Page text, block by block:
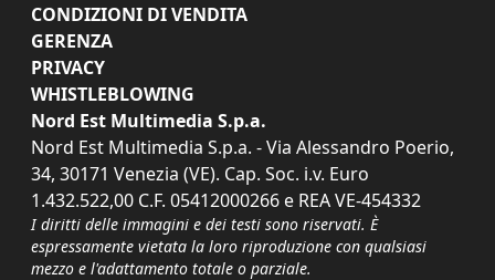
CONDIZIONI DI VENDITA
GERENZA
PRIVACY
WHISTLEBLOWING
Nord Est Multimedia S.p.a.
Nord Est Multimedia S.p.a. - Via Alessandro Poerio,
34, 30171 Venezia (VE). Cap. Soc. i.v. Euro
1.432.522,00 C.F. 05412000266 e REA VE-454332
I diritti delle immagini e dei testi sono riservati. È
espressamente vietata la loro riproduzione con qualsiasi
mezzo e l'adattamento totale o parziale.